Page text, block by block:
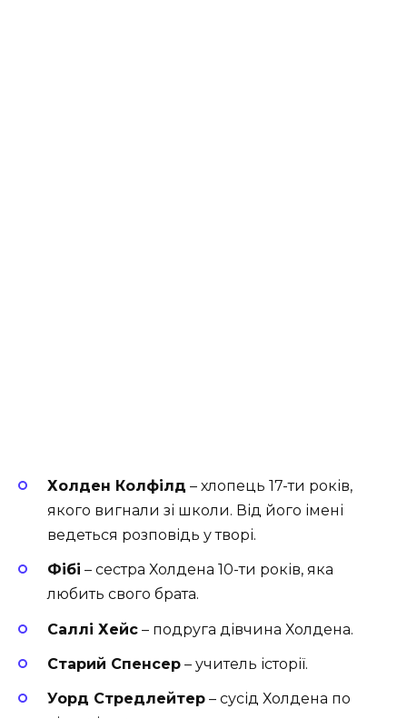
Холден Колфілд – хлопець 17-ти років,
якого вигнали зі школи. Від його імені
ведеться розповідь у творі.
Фібі – сестра Холдена 10-ти років, яка
любить свого брата.
Саллі Хейс – подруга дівчина Холдена.
Старий Спенсер – учитель історії.
Уорд Стредлейтер – сусід Холдена по